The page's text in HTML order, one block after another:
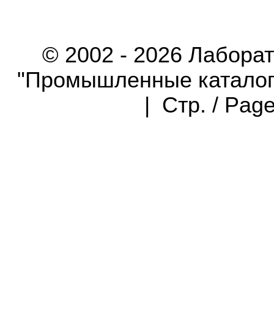
© 2002 - 2026
"Промышленные
| Стр. /